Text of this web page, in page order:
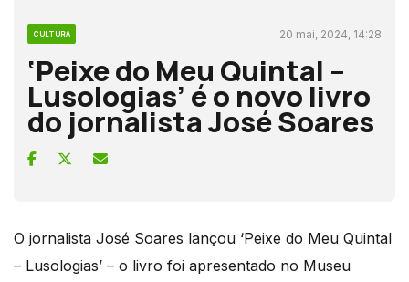
CULTURA 20 mai, 2024, 14:28
‘Peixe do Meu Quintal –
Lusologias’ é o novo livro
do jornalista José Soares
O jornalista José Soares lançou ‘Peixe do Meu Quintal
– Lusologias’ – o livro foi apresentado no Museu